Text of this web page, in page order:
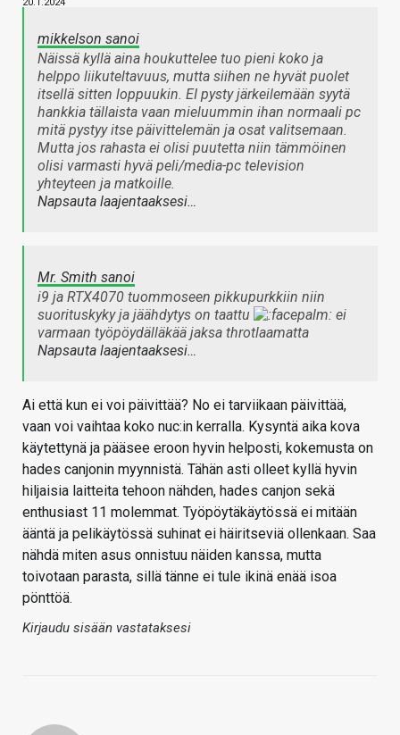
mikkelson sanoi
Näissä kyllä aina houkuttelee tuo pieni koko ja
helppo liikuteltavuus, mutta siihen ne hyvät puolet
itsellä sitten loppuukin. EI pysty järkeilemään syytä
hankkia tällaista vaan mieluummin ihan normaali pc
mitä pystyy itse päivittelemän ja osat valitsemaan.
Mutta jos rahasta ei olisi puutetta niin tämmöinen
olisi varmasti hyvä peli/media-pc television
yhteyteen ja matkoille.
Napsauta laajentaaksesi…
Mr. Smith sanoi
i9 ja RTX4070 tuommoseen pikkupurkkiin niin
suorituskyky ja jäähdytys on taattu
ei
varmaan työpöydälläkää jaksa throtlaamatta
Napsauta laajentaaksesi…
Ai että kun ei voi päivittää? No ei tarviikaan päivittää,
vaan voi vaihtaa koko nuc:in kerralla. Kysyntä aika kova
käytettynä ja pääsee eroon hyvin helposti, kokemusta on
hades canjonin myynnistä. Tähän asti olleet kyllä hyvin
hiljaisia laitteita tehoon nähden, hades canjon sekä
enthusiast 11 molemmat. Työpöytäkäytössä ei mitään
ääntä ja pelikäytössä suhinat ei häiritseviä ollenkaan. Saa
nähdä miten asus onnistuu näiden kanssa, mutta
toivotaan parasta, sillä tänne ei tule ikinä enää isoa
pönttöä.
Kirjaudu sisään vastataksesi